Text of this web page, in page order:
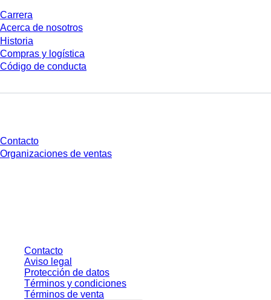
Carrera
Acerca de nosotros
Historia
Compras y logística
Código de conducta
Contacto
Organizaciones de ventas
Contacto
Aviso legal
Protección de datos
Términos y condiciones
Términos de venta